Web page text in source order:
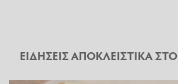
ΕΙΔΗΣΕΙΣ ΑΠΟΚΛΕΙΣΤΙΚΑ ΣΤΟ